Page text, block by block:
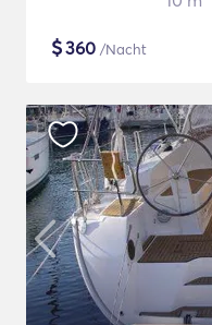
$360 /Nacht